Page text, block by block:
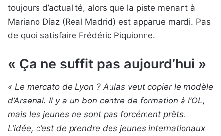
toujours d’actualité, alors que la piste menant à
Mariano Díaz (Real Madrid) est apparue mardi. Pas
de quoi satisfaire Frédéric Piquionne.
« Ça ne suffit pas aujourd’hui »
« Le mercato de Lyon ? Aulas veut copier le modèle
d’Arsenal. Il y a un bon centre de formation à l’OL,
mais les jeunes ne sont pas forcément prêts.
L’idée, c’est de prendre des jeunes internationaux